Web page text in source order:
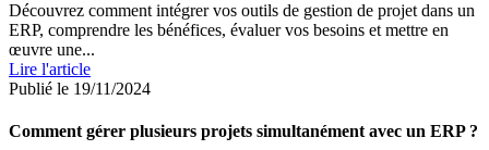
Découvrez comment intégrer vos outils de gestion de projet dans un
ERP, comprendre les bénéfices, évaluer vos besoins et mettre en
œuvre une...
Lire l'article
Publié le 19/11/2024
Comment gérer plusieurs projets simultanément avec un ERP ?